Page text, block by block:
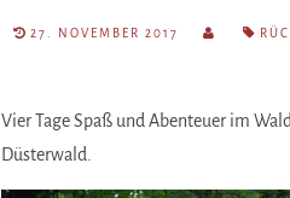
27. NOVEMBER 2017
Vier Tage Spaß und Abenteuer im
Düsterwald.